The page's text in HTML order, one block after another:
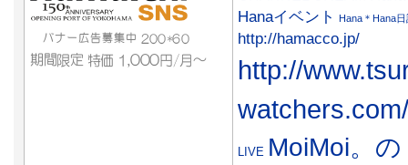
Hanaイベント
Hana＊Hana日
http://hamacco.jp/
http://
watchers.com/
LIVE MoiMoi。の